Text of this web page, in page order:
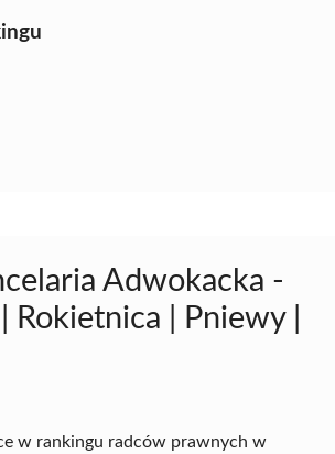
Adwokacka -
| Pniewy |
w rankingu radców prawnych w